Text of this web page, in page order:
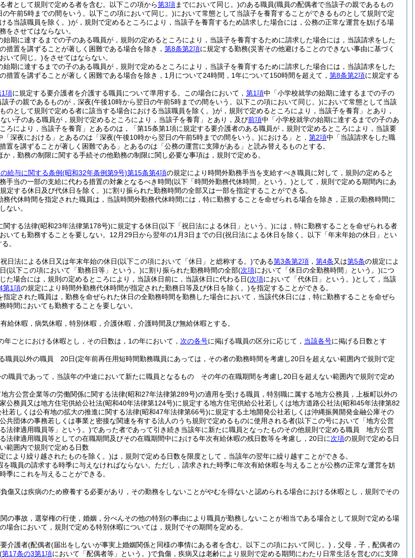
者として規則で定める者を含む。以下この項から第3項までにおいて同じ。)のある職員(職員の配偶者で当該子の親であるもの
の午前5時までの間をいう。以下この項において同じ。)において常態として当該子を養育することができるものとして規則で定
る当該職員を除く。)が，規則で定めるところにより，当該子を養育するため請求した場合には，公務の正常な運営を妨げる場
をさせてはならない。
始期に達するまでの子のある職員が，規則の定めるところにより，当該子を養育するために請求した場合には，当該請求をした
措置を講ずることが著しく困難である場合を除き， 第8条第2項に規定する勤務(災害その他避けることのできない事由に基づく
いて同じ。)をさせてはならない。
始期に達するまでの子のある職員が，規則で定めるところにより，当該子を養育するために請求した場合には，当該請求をした
措置を講ずることが著しく困難である場合を除き，1月について24時間，1年について150時間を超えて， 第8条第2項に規定する
1項に規定する要介護者を介護する職員について準用する。 この場合において， 第1項中「小学校就学の始期に達するまでの子の
子の親であるものが，深夜(午後10時から翌日の午前5時までの間をいう。以下この項において同じ。)において常態として当該
のとして規則で定める者に該当する場合における当該職員を除く。)が，規則で定めるところにより，当該子を養育」とあり，
い子のある職員が，規則で定めるところにより，当該子を養育」とあり，及び前項中「小学校就学の始期に達するまでの子のあ
ろにより，当該子を養育」とあるのは，「第15条第1項に規定する要介護者のある職員が，規則で定めるところにより，当該要
「深夜における」とあるのは「深夜(午後10時から翌日の午前5時までの間をいう。)における」と， 第2項中「当該請求をした職
置を講ずることが著しく困難である」とあるのは「公務の運営に支障がある」と読み替えるものとする。
か，勤務の制限に関する手続その他勤務の制限に関し必要な事項は，規則で定める。
給与に関する条例(昭和32年条例第9号)第15条第4項の規定により時間外勤務手当を支給すべき職員に対して，規則の定めると
手当の一部の支給に代わる措置の対象となるべき時間(以下「時間外勤務代休時間」という。)として，規則で定める期間内にあ
定する休日及び代休日を除く。)に割り振られた勤務時間の全部又は一部を指定することができる。
務代休時間を指定された職員は，当該時間外勤務代休時間には，特に勤務することを命ぜられる場合を除き，正規の勤務時間に
ない。
関する法律(昭和23年法律第178号)に規定する休日(以下「祝日法による休日」という。)には，特に勤務することを命ぜられる者
いても勤務することを要しない。 12月29日から翌年の1月3日までの日(祝日法による休日を除く。以下「年末年始の休日」とい
。
日法による休日又は年末年始の休日(以下この項において「休日」と総称する。)である第3条第2項 ， 第4条又は第5条の規定によ
(以下この項において「勤務日等」という。)に割り振られた勤務時間の全部(次項において「休日の全勤務時間」という。)につ
た場合には，規則の定めるところにより，当該休日前に，当該休日に代わる日(次項において「代休日」という。)として，当該
第1項の規定により時間外勤務代休時間が指定された勤務日等及び休日を除く。)を指定することができる。
指定された職員は，勤務を命ぜられた休日の全勤務時間を勤務した場合において，当該代休日には，特に勤務することを命ぜら
時間においても勤務することを要しない。
給休暇，病気休暇，特別休暇，介護休暇，介護時間及び無給休暇とする。
年ごとにおける休暇とし，その日数は，1の年において， 次の各号に掲げる職員の区分に応じて， 当該各号に掲げる日数とす
職員以外の職員 20日(定年前再任用短時間勤務職員にあっては，その者の勤務時間を考慮し20日を超えない範囲内で規則で定
の職員であって，当該年の中途において新たに職員となるもの その年の在職期間を考慮し20日を超えない範囲内で規則で定め
方公営企業等の労働関係に関する法律(昭和27年法律第289号)の適用を受ける職員，特別職に属する地方公務員，上板町以外の
公務員又は地方住宅供給公社法(昭和40年法律第124号)に規定する地方住宅供給公社若しくは地方道路公社法(昭和45年法律第82
若しくは公有地の拡大の推進に関する法律(昭和47年法律第66号)に規定する土地開発公社若しくは沖縄振興開発金融公庫その
共団体の事務若しくは事業と密接な関連を有する法人のうち規則で定めるものに使用される者(以下この号において「地方公営
法律適用職員等」という。)であった者であって引き続き当該年に新たに職員となったものその他規則で定める職員 地方公営
法律適用職員等としての在職期間及びその在職期間中における年次有給休暇の残日数等を考慮し，20日に次項の規則で定める日
範囲内で規則で定める日数
により繰り越されたものを除く。)は，規則で定める日数を限度として，当該年の翌年に繰り越すことができる。
職員の請求する時季に与えなければならない。 ただし，請求された時季に年次有給休暇を与えることが公務の正常な運営を妨
季にこれを与えることができる。
傷又は疾病のため療養する必要があり，その勤務をしないことがやむを得ないと認められる場合における休暇とし，規則でその
の事故，選挙権の行使，婚姻，分べんその他の特別の事由により職員が勤務しないことが相当である場合として規則で定める場
場合において，規則で定める特別休暇については，規則でその期間を定める。
介護者(配偶者(届出をしないが事実上婚姻関係と同様の事情にある者を含む。以下この項において同じ。) ，父母，子，配偶者の
(第17条の3第1項において「配偶者等」という。)で負傷，疾病又は老齢により規則で定める期間にわたり日常生活を営むのに支障